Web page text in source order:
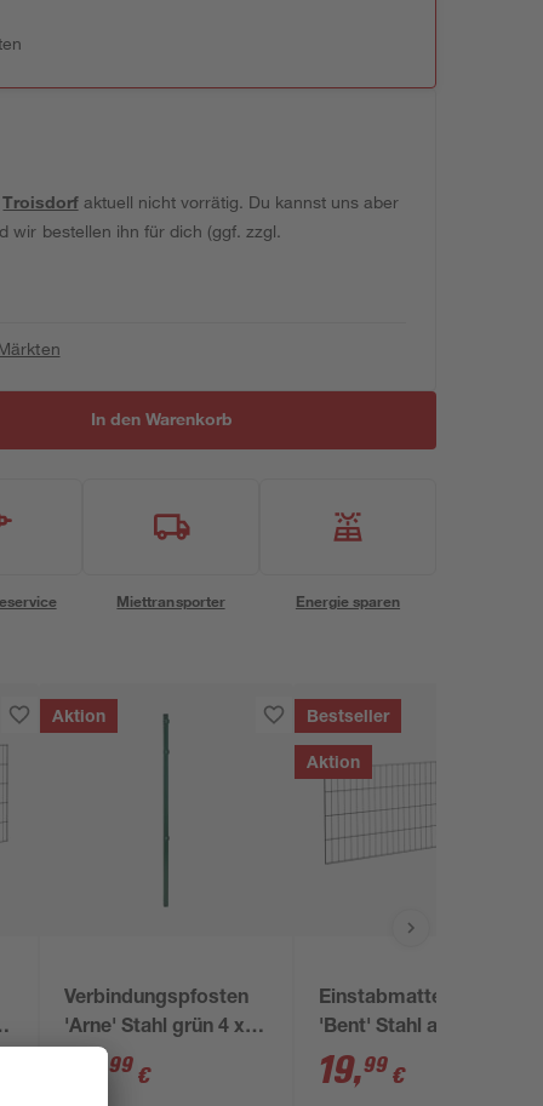
Troisdorfaktuell nicht vorrätig. Du kannst uns aber
wir bestellen ihn für dich (ggf. zzgl.
In den Warenkorb
Miettransporter Energie sparen
Aktion
Verbindungspfosten
'Arne' Stahl grün 4 x 4
x 150 cm
,99 €
Bestseller
Aktion
Einstabmattenzaun
'Bent' Stahl anthrazit
200 x 80 cm
19,99 €